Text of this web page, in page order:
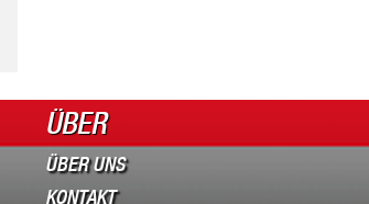
ÜBER
ÜBER UNS
KONTAKT